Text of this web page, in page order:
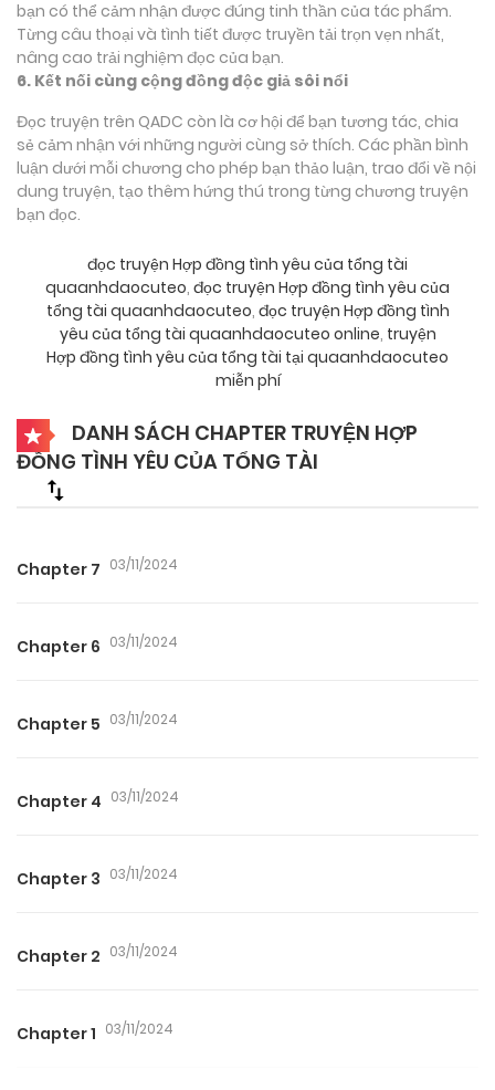
bạn có thể cảm nhận được đúng tinh thần của tác phẩm.
Từng câu thoại và tình tiết được truyền tải trọn vẹn nhất,
nâng cao trải nghiệm đọc của bạn.
6. Kết nối cùng cộng đồng độc giả sôi nổi
Đọc truyện trên QADC còn là cơ hội để bạn tương tác, chia
sẻ cảm nhận với những người cùng sở thích. Các phần bình
luận dưới mỗi chương cho phép bạn thảo luận, trao đổi về nội
dung truyện, tạo thêm hứng thú trong từng chương truyện
bạn đọc.
đọc truyện Hợp đồng tình yêu của tổng tài
quaanhdaocuteo, đọc truyện Hợp đồng tình yêu của
tổng tài quaanhdaocuteo, đọc truyện Hợp đồng tình
yêu của tổng tài quaanhdaocuteo online, truyện
Hợp đồng tình yêu của tổng tài tại quaanhdaocuteo
miễn phí
DANH SÁCH CHAPTER TRUYỆN HỢP
ĐỒNG TÌNH YÊU CỦA TỔNG TÀI
Chapter 7 03/11/2024
Chapter 6 03/11/2024
Chapter 5 03/11/2024
Chapter 4 03/11/2024
Chapter 3 03/11/2024
Chapter 2 03/11/2024
Chapter 1 03/11/2024